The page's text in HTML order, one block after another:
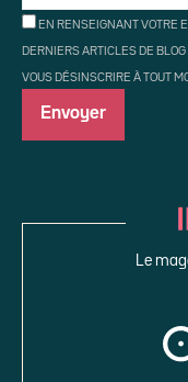
EN RENSEIGNANT VOTRE
DERNIERS ARTICLES DE
VOUS DÉSINSCRIRE À TOUT
Le